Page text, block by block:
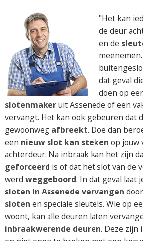
"Het kan
de deur
en de
dat geval
doen op
slotenmakeruit Assenede of een
vervangt. Het kan ook gebeuren dat
gewoonweg afbreekt. Doe dan
een nieuw slot kan steken op jouw
achterdeur. Na inbraak kan het zijn
geforceerd is of dat het slot van de
werd weggeboord. In dat geval laat
sloten in Assenede vervangen door
sloten en speciale sleutels. Wie op
woont, kan alle deuren laten
inbraakwerende deuren. Deze zijn